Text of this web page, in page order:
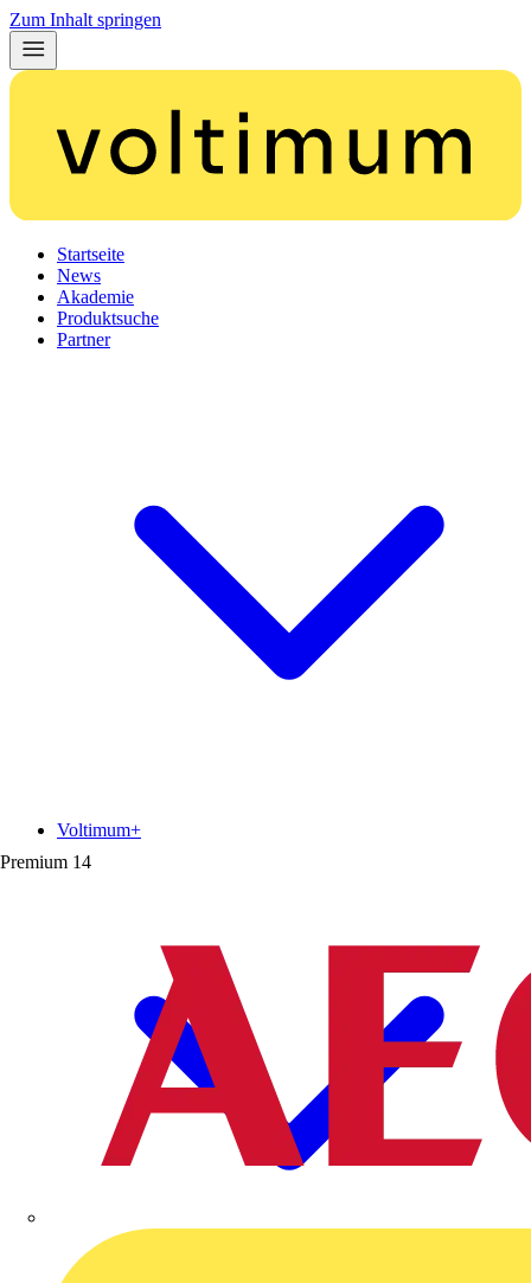
Zum Inhalt springen
Startseite
News
Akademie
Produktsuche
Partner
Premium 14
Voltimum+